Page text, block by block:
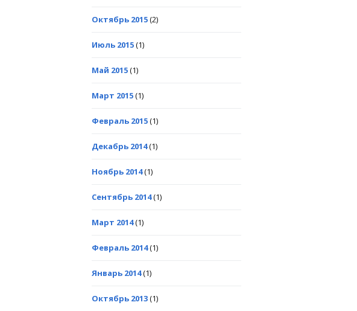
Октябрь 2015(2)
Июль 2015(1)
Май 2015(1)
Март 2015(1)
Февраль 2015(1)
Декабрь 2014(1)
Ноябрь 2014(1)
Сентябрь 2014(1)
Март 2014(1)
Февраль 2014(1)
Январь 2014(1)
Октябрь 2013(1)